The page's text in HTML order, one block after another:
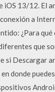
13/12. El
a
¿Para
que
si Descargar
donde